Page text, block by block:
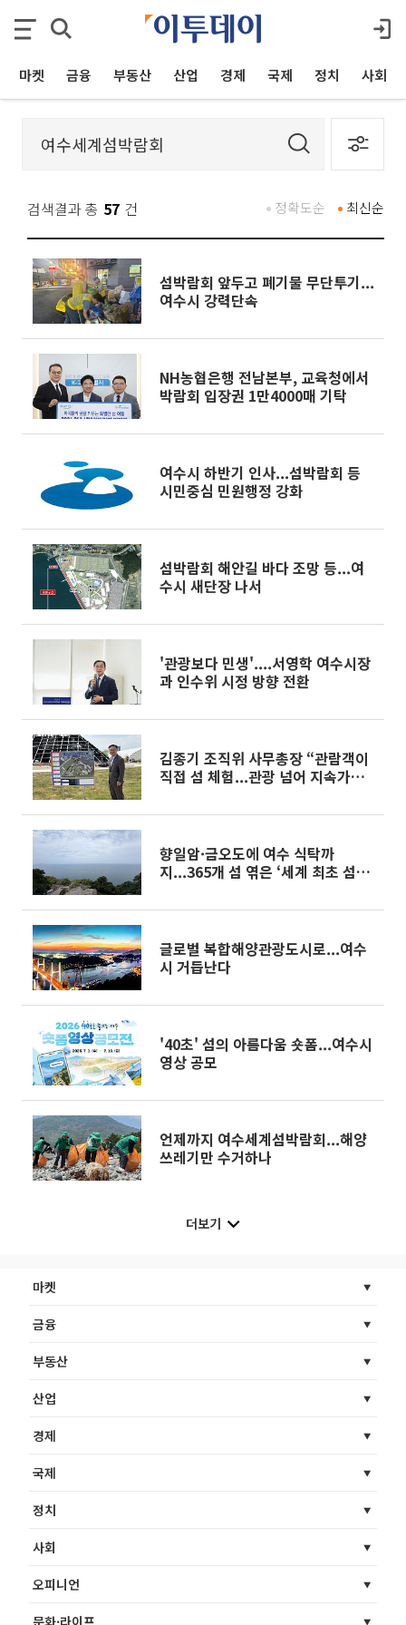
마켓 금융 부동산 산업 경제 국제 정치 사회
검색결과 총 57 건 최신순
정확도순
섬박람회 앞두고 폐기물 무단투기...
여수시 강력단속
NH농협은행 전남본부, 교육청에서
박람회 입장권 1만4000매 기탁
여수시 하반기 인사...섬박람회 등
시민중심 민원행정 강화
섬박람회 해안길 바다 조망 등...여
수시 새단장 나서
'관광보다 민생'....서영학 여수시장
과 인수위 시정 방향 전환
김종기 조직위 사무총장 “관람객이
직접 섬 체험...관광 넘어 지속가능
섬박람회]
향일암·금오도에 여수 식탁까
지...365개 섬 엮은 ‘세계 최초 섬박
섬박람회]
글로벌 복합해양관광도시로...여수
시 거듭난다
'40초' 섬의 아름다움 숏폼...여수시
영상 공모
언제까지 여수세계섬박람회...해양
쓰레기만 수거하나
더보기
마켓
금융
부동산
산업
경제
국제
정치
사회
오피니언
문화·라이프